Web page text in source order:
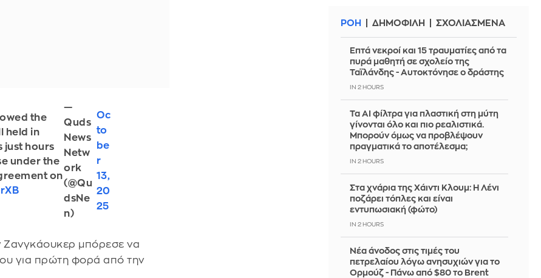
the
held in
just hours
under the
on
—
Quds
News
Netw
ork
(@Qu
dsNe
n)
Oc
to
be
r
13,
20
25
Ζανγκάουκερ μπόρεσε να
για πρώτη φορά από την
ΡΟΗ ΔΗΜΟΦΙΛΗ ΣΧΟΛΙΑΣΜΕΝΑ
Επτά νεκροί και 15 τραυματίες από τα
πυρά μαθητή σε σχολείο της
Ταϊλάνδης - Αυτοκτόνησε ο δράστης
IN 2 HOURS
Τα AI φίλτρα για πλαστική στη μύτη
γίνονται όλο και πιο ρεαλιστικά.
Μπορούν όμως να προβλέψουν
πραγματικά το αποτέλεσμα;
IN 2 HOURS
Στα χνάρια της Χάιντι Κλουμ: Η Λένι
ποζάρει τόπλες και είναι
εντυπωσιακή (φώτο)
IN 2 HOURS
Νέα άνοδος στις τιμές του
πετρελαίου λόγω ανησυχιών για το
Ορμούζ - Πάνω από $80 το Brent